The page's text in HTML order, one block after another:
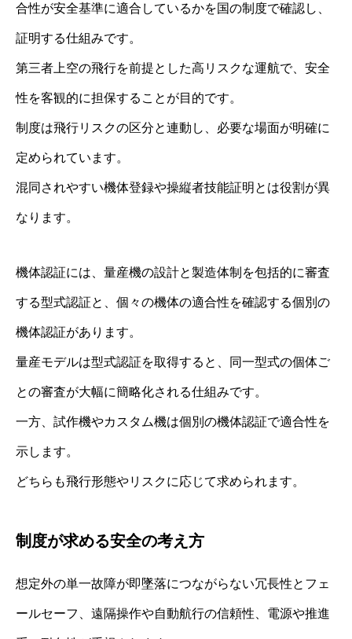
合性が安全基準に適合しているかを国の制度で確認し、
証明する仕組みです。
第三者上空の飛行を前提とした高リスクな運航で、安全
性を客観的に担保することが目的です。
制度は飛行リスクの区分と連動し、必要な場面が明確に
定められています。
混同されやすい機体登録や操縦者技能証明とは役割が異
なります。
機体認証には、量産機の設計と製造体制を包括的に審査
する型式認証と、個々の機体の適合性を確認する個別の
機体認証があります。
量産モデルは型式認証を取得すると、同一型式の個体ご
との審査が大幅に簡略化される仕組みです。
一方、試作機やカスタム機は個別の機体認証で適合性を
示します。
どちらも飛行形態やリスクに応じて求められます。
制度が求める安全の考え方
想定外の単一故障が即墜落につながらない冗長性とフェ
ールセーフ、遠隔操作や自動航行の信頼性、電源や推進